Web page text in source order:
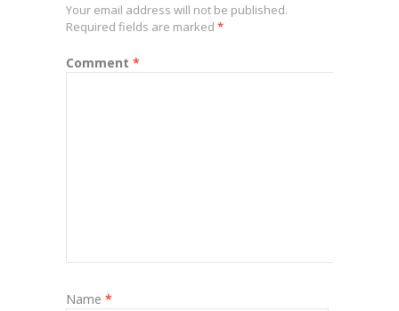
Your email address will not be published.
Required fields are marked *
Comment *
Name *